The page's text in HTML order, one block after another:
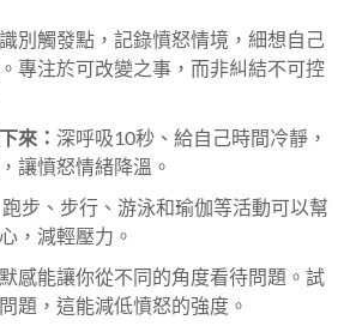
識別觸發點，記錄憤怒情境，細想自己
專注於可改變之事，而非糾結不可控
來： 深呼吸10秒、給自己時間冷靜，
讓憤怒情緒降溫。
跑步、步行、游泳和瑜伽等活動可以幫
，減輕壓力。
感能讓你從不同的角度看待問題。試
題，這能減低憤怒的強度。